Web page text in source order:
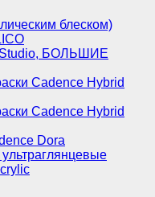
блеском)
Studio, БОЛЬШИЕ
Cadence Hybrid
Cadence Hybrid
Dora